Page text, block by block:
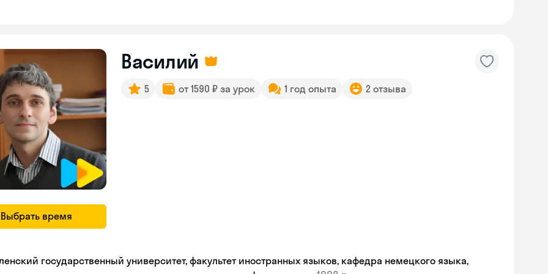
Выбрать время
Василий
5 от 1590 ₽ за урок 1 год опыта 2 отзыва
государственный университет, факультет иностранных языков, кафедра немецкого языка,
Skyeng Chat
online